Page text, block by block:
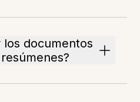
los documentos